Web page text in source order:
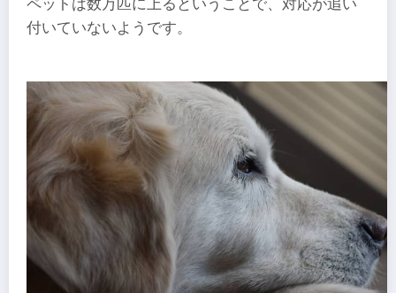
ペットは数万匹に上るということで、対応が追い
付いていないようです。